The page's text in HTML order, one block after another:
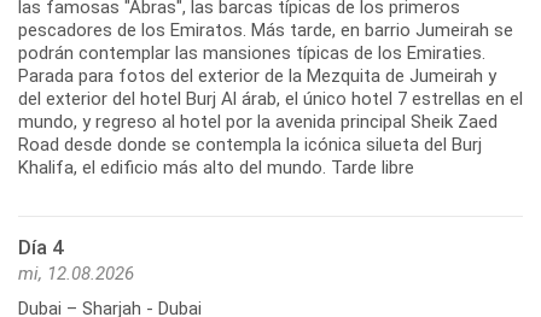
las famosas "Abras", las barcas típicas de los primeros
pescadores de los Emiratos. Más tarde, en barrio Jumeirah se
podrán contemplar las mansiones típicas de los Emiraties.
Parada para fotos del exterior de la Mezquita de Jumeirah y
del exterior del hotel Burj Al árab, el único hotel 7 estrellas en el
mundo, y regreso al hotel por la avenida principal Sheik Zaed
Road desde donde se contempla la icónica silueta del Burj
Khalifa, el edificio más alto del mundo. Tarde libre
Día 4
mi, 12.08.2026
Dubai – Sharjah - Dubai